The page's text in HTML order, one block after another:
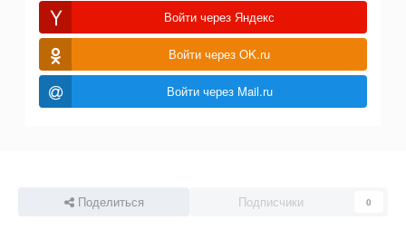
Войти через Яндекс
Войти через OK.ru
Войти через Mail.ru
Поделиться Подписчики 0